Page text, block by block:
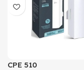
CPE 510